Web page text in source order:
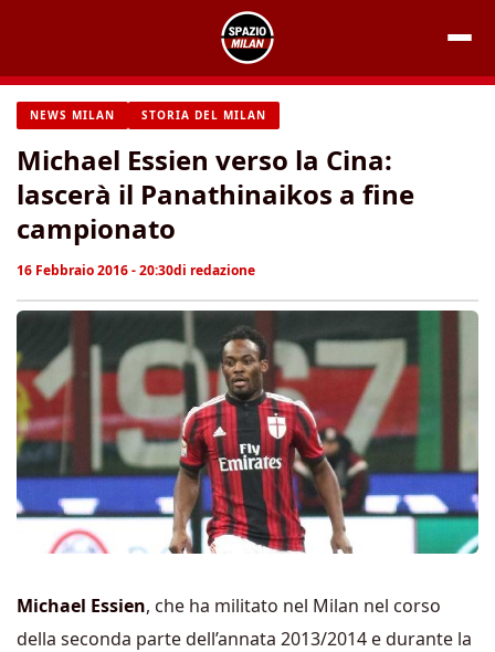
contenuto
NEWS MILAN STORIA DEL MILAN
Michael Essien verso la Cina:
lascerà il Panathinaikos a fine
campionato
16 Febbraio 2016 - 20:30di redazione
Michael Essien, che ha militato nel Milan nel corso
della seconda parte dell’annata 2013/2014 e durante la